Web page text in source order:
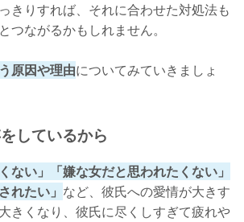
きりすれば、それに合わせた対処法も
つながるかもしれません。
原因や理由についてみていきましょ
しているから
ない」「嫌な女だと思われたくない」
れたい」 など、彼氏への愛情が大きす
きくなり、彼氏に尽くしすぎて疲れや